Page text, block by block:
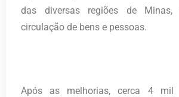
das diversas regiões de Minas,
circulação de bens e pessoas.
Após as melhorias, cerca 4 mil